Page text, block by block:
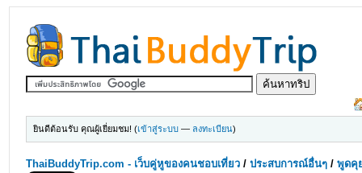
ยินดีต้อนรับ คุณผู้เยี่ยมชม! (เข้าสู่ระบบ — ลงทะเบียน)
ThaiBuddyTrip.com - เว็บคู่หูของคนชอบเที่ยว /ประสบการณ์อื่นๆ /พูดคุ